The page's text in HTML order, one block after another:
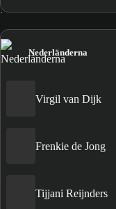
Nederländerna
Virgil van Dijk
Frenkie de Jong
Tijjani Reijnders